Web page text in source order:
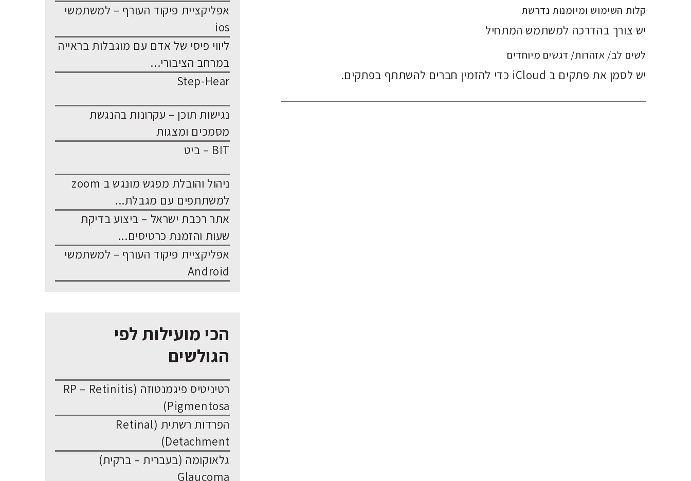
קלות השימוש ומיומנות נדרשת
יש צורך בהדרכה למשתמש המתחיל
לשים לב/ אזהרות/ דגשים מיוחדים
יש לסמן את פתקים ב iCloud כדי להזמין חברים להשתתף בפתקים.
אפליקציית פיקוד העורף – למשתמשי
ios
ליווי פיסי של אדם עם מוגבלות בראייה
במרחב הציבורי...
Step-Hear
נגישות תוכן – עקרונות בהנגשת
מסמכים ומצגות
BIT – ביט
ניהול והובלת מפגש מונגש ב zoom
למשתתפים עם מגבלת...
אתר רכבת ישראל – ביצוע בדיקת
שעות והזמנת כרטיסים...
אפליקציית פיקוד העורף – למשתמשי
Android
הכי מועילות לפי
הגולשים
רטיניטיס פיגמנטוזה (RP – Retinitis
Pigmentosa)
הפרדות רשתית (Retinal
Detachment)
גלאוקומה (בעברית – ברקית)
Glaucoma